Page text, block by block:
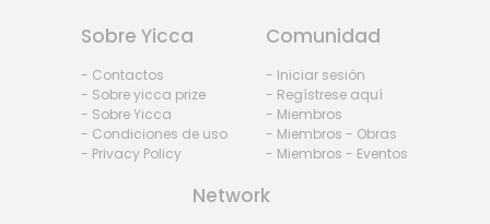
Sobre Yicca
- Contactos
- Sobre yicca prize
- Sobre Yicca
- Condiciones de uso
- Privacy Policy
Comunidad
- Iniciar sesión
- Regístrese aquí
- Miembros
- Miembros - Obras
- Miembros - Eventos
Network